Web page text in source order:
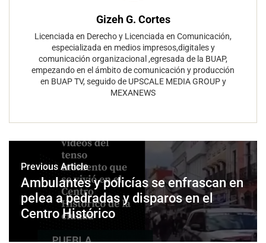
Gizeh G. Cortes
Licenciada en Derecho y Licenciada en Comunicación,
especializada en medios impresos,digitales y
comunicación organizacional ,egresada de la BUAP,
empezando en el ámbito de comunicación y producción
en BUAP TV, seguido de UPSCALE MEDIA GROUP y
MEXANEWS
Previous Article
Ambulantes y policías se enfrascan en
pelea a pedradas y disparos en el
Centro Histórico